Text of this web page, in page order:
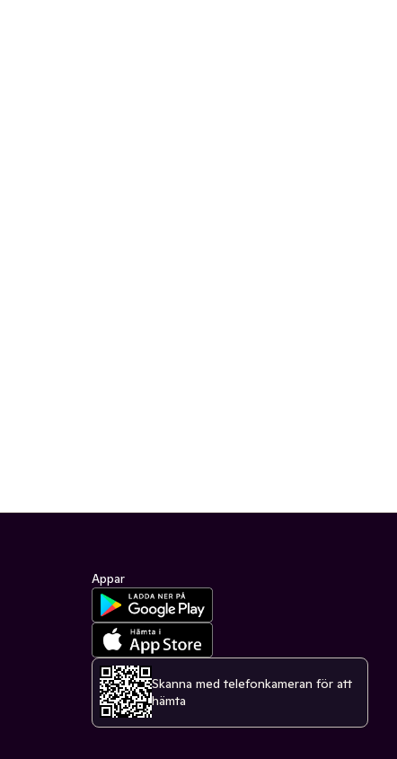
Appar
Skanna med telefonkameran för att
hämta